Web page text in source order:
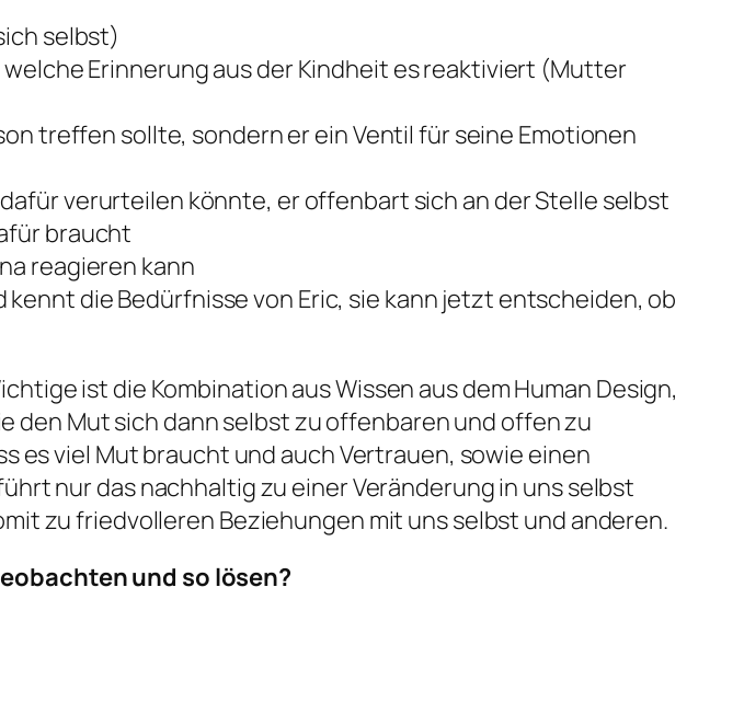
selbst)
Erinnerung aus der Kindheit es reaktiviert (Mutter
treffen sollte, sondern er ein Ventil für seine Emotionen
verurteilen könnte, er offenbart sich an der Stelle selbst
braucht
reagieren kann
die Bedürfnisse von Eric, sie kann jetzt entscheiden, ob
ist die Kombination aus Wissen aus dem Human Design,
den Mut sich dann selbst zu offenbaren und offen zu
es viel Mut braucht und auch Vertrauen, sowie einen
nur das nachhaltig zu einer Veränderung in uns selbst
zu friedvolleren Beziehungen mit uns selbst und anderen.
und so lösen?